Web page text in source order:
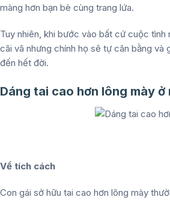
màng hơn bạn bè cùng trang lứa.
Tuy nhiên, khi bước vào bất cứ cuộc tình
cãi vã nhưng chính họ sẽ tự cân bằng và
đến hết đời.
Dáng tai cao hơn lông mày ở
Về tích cách
Con gái sở hữu tai cao hơn lông mày